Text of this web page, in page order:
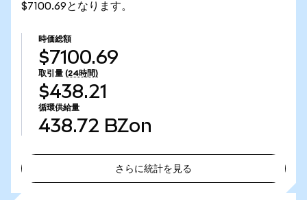
$7100.69となります。
時価総額
$7100.69
取引量 (24時間)
$438.21
循環供給量
438.72 BZon
さらに統計を見る